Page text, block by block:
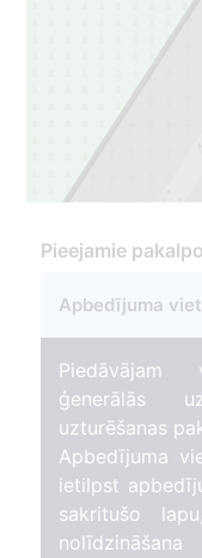
3
3
Pieejamie
Apbedījuma
ģenerālās
uzturēšanas
Apbedījuma
ietilpst
sakritušo